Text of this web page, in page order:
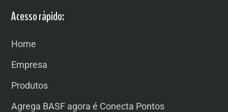
Acesso rápido:
Home
Empresa
Produtos
Agrega BASF agora é Conecta Pontos